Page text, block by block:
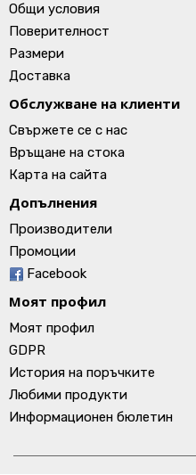
Общи условия
Поверителност
Размери
Доставка
Обслужване на клиенти
Свържете се с нас
Връщане на стока
Карта на сайта
Допълнения
Производители
Промоции
Facebook
Моят профил
Моят профил
GDPR
История на поръчките
Любими продукти
Информационен бюлетин